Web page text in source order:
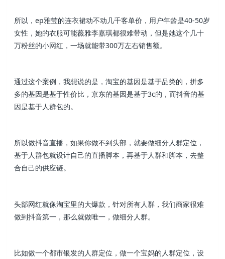
所以，ep雅莹的连衣裙动不动几千客单价，用户年龄是40-50岁
女性，她的衣服可能薇雅李嘉琪都很难带动，但是她这个几十
万粉丝的小网红，一场就能带300万左右销售额。
通过这个案例，我想说的是，淘宝的基因是基于品类的，拼多
多的基因是基于性价比，京东的基因是基于3c的，而抖音的基
因是基于人群包的。
所以做抖音直播，如果你做不到头部，就要做细分人群定位，
基于人群包就设计自己的直播脚本，再基于人群和脚本，去整
合自己的供应链。
头部网红就像淘宝里的大爆款，针对所有人群，我们商家很难
做到抖音第一，那么就做唯一，做细分人群。
比如做一个都市银发的人群定位，做一个宝妈的人群定位，设